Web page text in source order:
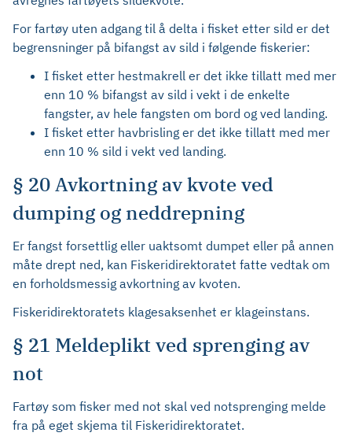
For fartøy uten adgang til å delta i fisket etter sild er det
begrensninger på bifangst av sild i følgende fiskerier:
I fisket etter hestmakrell er det ikke tillatt med mer
enn 10 % bifangst av sild i vekt i de enkelte
fangster, av hele fangsten om bord og ved landing.
I fisket etter havbrisling er det ikke tillatt med mer
enn 10 % sild i vekt ved landing.
§ 20 Avkortning av kvote ved
dumping og neddrepning
Er fangst forsettlig eller uaktsomt dumpet eller på annen
måte drept ned, kan Fiskeridirektoratet fatte vedtak om
en forholdsmessig avkortning av kvoten.
Fiskeridirektoratets klagesaksenhet er klageinstans.
§ 21 Meldeplikt ved sprenging av
not
Fartøy som fisker med not skal ved notsprenging melde
fra på eget skjema til Fiskeridirektoratet.